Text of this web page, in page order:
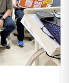
AI Agent大